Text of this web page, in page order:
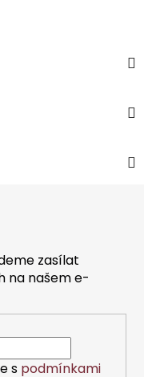
zasílat
na našem e-
s podmínkami